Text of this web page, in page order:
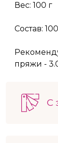
Вес: 100 г
Состав:
пряжи -
С